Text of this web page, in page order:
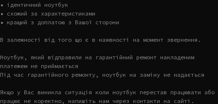
• ідентичний ноутбук
• схожий за характеристиками
• кращий з доплатою з Вашої сторони
В залежності від того що є в наявності на момент звернення.
Ноутбук, який відправили на гарантійний ремонт накладеним
платежем не приймається
Під час гарантійного ремонту, ноутбук на заміну не надається
Якщо у Вас виникла ситуація коли ноутбук перестав працювати або
працює не коректно, напишіть нам через контакти на сайті.